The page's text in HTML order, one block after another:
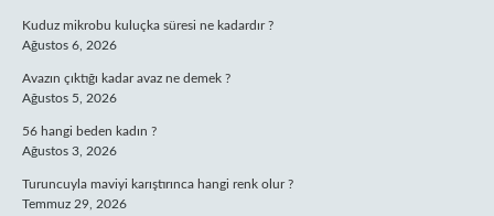
Kuduz mikrobu kuluçka süresi ne kadardır ?
Ağustos 6, 2026
Avazın çıktığı kadar avaz ne demek ?
Ağustos 5, 2026
56 hangi beden kadın ?
Ağustos 3, 2026
Turuncuyla maviyi karıştırınca hangi renk olur ?
Temmuz 29, 2026